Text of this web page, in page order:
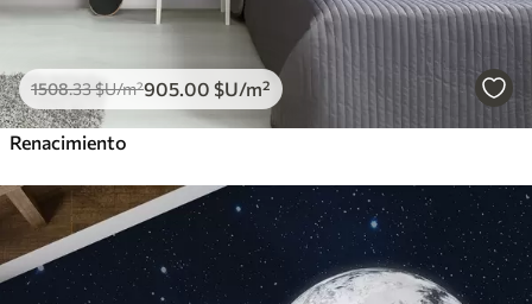
1508.33$U/m²905 .00 $U/m²
Renacimiento